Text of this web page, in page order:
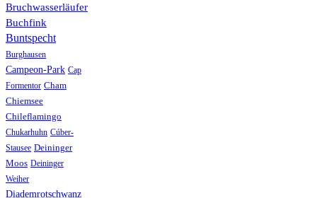
Bruchwasserläufer
Buchfink
Buntspecht
Burghausen
Campeon-Park Cap
Formentor Cham
Chiemsee
Chileflamingo
Chukarhuhn Cúber-
Stausee Deininger
Moos Deininger
Weiher
Diademrotschwanz